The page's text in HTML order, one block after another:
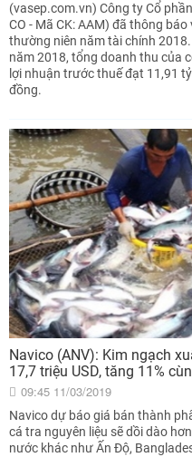
(vasep.com.vn) Công ty Cổ
CO - Mã CK: AAM) đã thông
thường niên năm tài chính
năm 2018, tổng doanh thu của
lợi nhuận trước thuế đạt 11,91
đồng.
Navico (ANV): Kim ngạch
17,7 triệu USD, tăng 11%
09:45 11/03/2019
Navico dự báo giá bán thành
cá tra nguyên liệu sẽ dồi dào
nước khác như Ấn Độ,